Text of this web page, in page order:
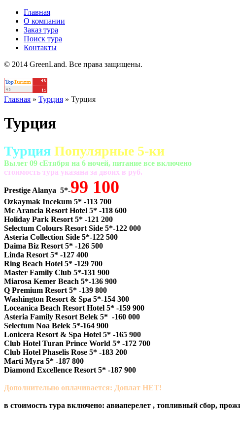
Главная
О компании
Заказ тура
Поиск тура
Контакты
© 2014 GreenLand. Все права защищены.
Главная » Турция » Турция
Турция
Турция Популярные 5-ки
Вылет 09 сЕтября на 6 ночей, питание все включено
cтоимость тура указана за двоих в руб.
Prestige Alanya 5*-99 100
Ozkaymak Incekum 5* -113 700
Mc Arancia Resort Hotel 5* -118 600
Holiday Park Resort 5* -121 200
Selectum Colours Resort Side 5*-122 000
Asteria Collection Side 5*-122 500
Daima Biz Resort 5* -126 500
Linda Resort 5* -127 400
Ring Beach Hotel 5* -129 700
Master Family Club 5*-131 900
Miarosa Kemer Beach 5*-136 900
Q Premium Resort 5* -139 800
Washington Resort & Spa 5*-154 300
Loceanica Beach Resort Hotel 5* -159 900
Asteria Family Resort Belek 5* -160 000
Selectum Noa Belek 5*-164 900
Lonicera Resort & Spa Hotel 5* -165 900
Club Hotel Turan Prince World 5* -172 700
Club Hotel Phaselis Rose 5* -183 200
Marti Myra 5* -187 800
Diamond Excellence Resort 5* -187 900
Дополнительно оплачивается: Доплат НЕТ!
в стоимость тура включено: авиаперелет , топливный сбор,